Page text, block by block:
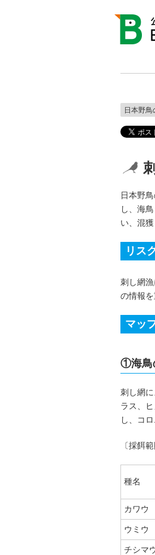
日本野鳥
日本野
し、海
い、混
リス
刺し網
の情報
マッ
①海鳥
刺し網
ラス、
し、コ
〔採餌範
種名
カワウ
ウミウ
チシマ